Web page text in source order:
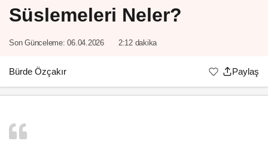
Süslemeleri Neler?
Son Günceleme: 06.04.2026 2:12 dakika
Bürde Özçakır Paylaş